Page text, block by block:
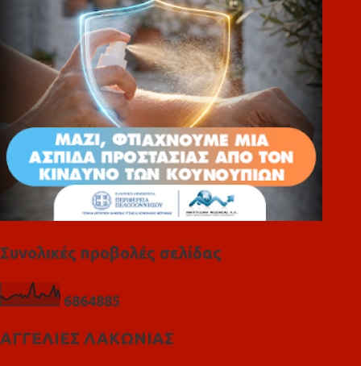
Συνολικές προβολές σελίδας
6864885
ΑΓΓΕΛΙΕΣ ΛΑΚΩΝΙΑΣ